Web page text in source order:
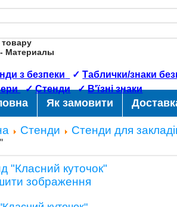
Материалы
з безпеки ✓ Таблички/знаки
✓Стенди ✓В'їзні знаки
Як замовити
Стенди Стенди для
зображення